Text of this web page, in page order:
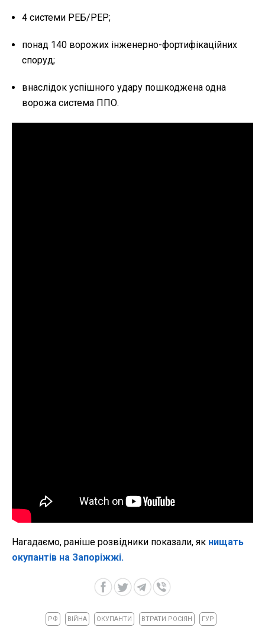
4 системи РЕБ/РЕР;
понад 140 ворожих інженерно-фортифікаційних
споруд;
внаслідок успішного удару пошкоджена одна
ворожа система ППО.
Нагадаємо, раніше розвідники показали, як нищать
окупантів на Запоріжжі.
РФ ВІЙНА ОКУПАНТИ ВТРАТИ РОСІЯН ГУР